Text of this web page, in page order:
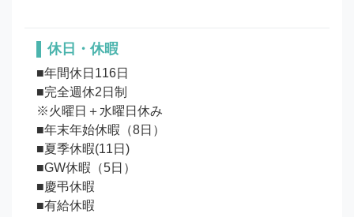
休日・休暇
■年間休日116日
■完全週休2日制
※火曜日＋水曜日休み
■年末年始休暇（8日）
■夏季休暇(11日)
■GW休暇（5日）
■慶弔休暇